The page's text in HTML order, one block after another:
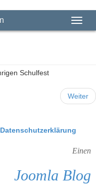
Schulfest
Weiter
Datenschutzerklärung
Einen
Joomla Blog